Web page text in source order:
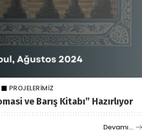
PROJELERIMIZ
ve Barış Kitabı” Hazırlıyor
Devamı…